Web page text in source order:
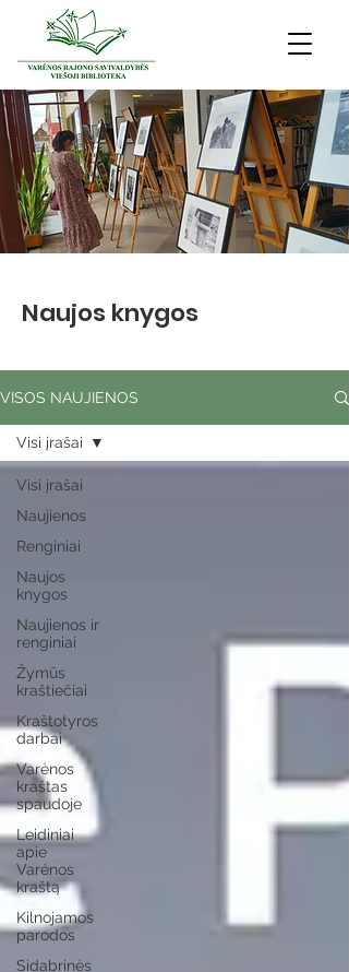
Naujos knygos
VISOS NAUJIENOS
Visi įrašai
Naujienos
Renginiai
Naujos
knygos
Naujienos ir
renginiai
Žymūs
kraštiečiai
Kraštotyros
darbai
Varėnos
kraštas
spaudoje
Leidiniai
apie
Varėnos
kraštą
Kilnojamos
parodos
Sidabrinės
Visi įrašai